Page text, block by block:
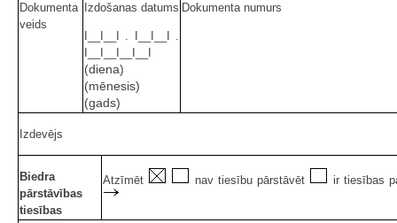
Dokumenta
veids
Izdošanas datums
I__I__I . I__I__I .
(diena)
(mēnesis)
(gads)
Dokumenta numurs
Izdevējs
Biedra
pārstāvības
tiesības
Atzīmēt nav tiesību pārstāvēt ir tiesības